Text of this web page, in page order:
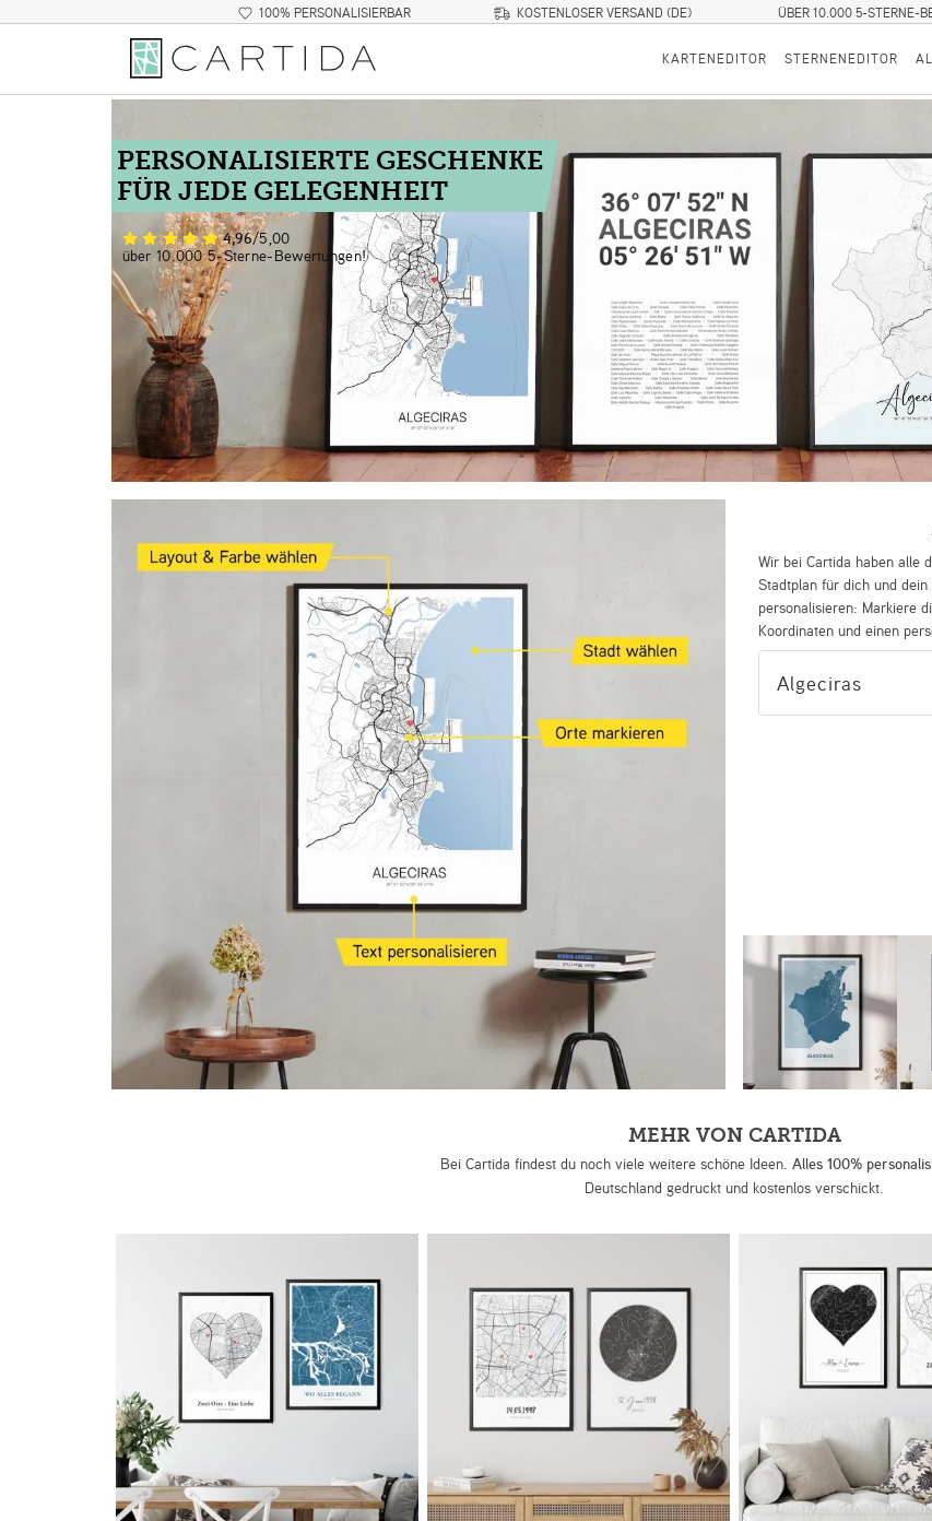
100% PERSONALISIERBAR KOSTENLOSER VERSAND (DE) ÜBER 10.000 5-STERNE-
KARTENEDITOR STERNENEDITOR
PERSONALISIERTE GESCHENKE
FÜR JEDE GELEGENHEIT
4,96/5,00
über 10.000 5-Sterne-Bewertungen!
Wir bei Cartida haben alle
Stadtplan für dich und
personalisieren: Markiere
Koordinaten und einen
MEHR VON CARTIDA
Bei Cartida findest du noch viele weitere schöne Ideen. Alles 100%
Deutschland gedruckt und kostenlos verschickt.